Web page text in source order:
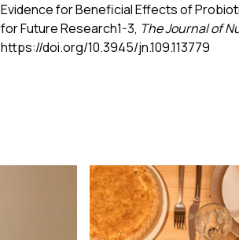
Evidence for Beneficial Effects of
for Future Research1-3, The Journal of
https://doi.org/10.3945/jn.109.113779